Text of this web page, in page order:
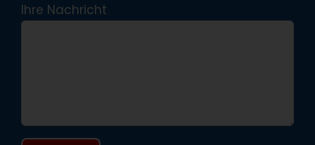
Ihre Nachricht